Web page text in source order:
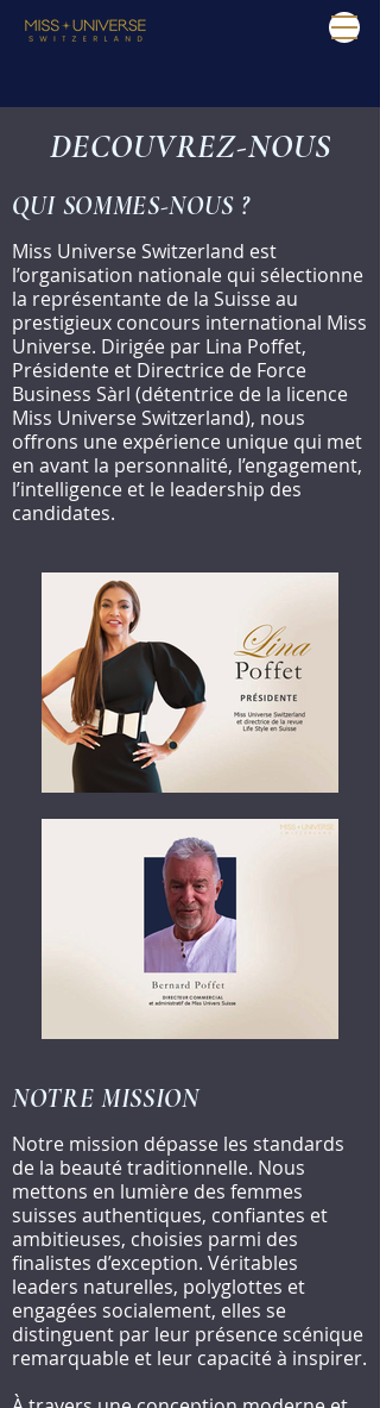
DECOUVREZ-NOUS
QUI SOMMES-NOUS ?
Miss Universe Switzerland est
l’organisation nationale qui sélectionne
la représentante de la Suisse au
prestigieux concours international Miss
Universe. Dirigée par Lina Poffet,
Présidente et Directrice de Force
Business Sàrl (détentrice de la licence
Miss Universe Switzerland), nous
offrons une expérience unique qui met
en avant la personnalité, l’engagement,
l’intelligence et le leadership des
candidates.
NOTRE MISSION
Notre mission dépasse les standards
de la beauté traditionnelle. Nous
mettons en lumière des femmes
suisses authentiques, confiantes et
ambitieuses, choisies parmi des
finalistes d’exception. Véritables
leaders naturelles, polyglottes et
engagées socialement, elles se
distinguent par leur présence scénique
remarquable et leur capacité à inspirer.